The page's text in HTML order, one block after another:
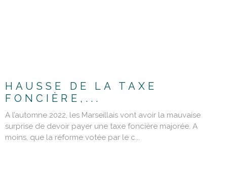
HAUSSE DE LA TAXE
FONCIÈRE,...
A l’automne 2022, les Marseillais vont avoir la mauvaise
surprise de devoir payer une taxe foncière majorée. A
moins, que la réforme votée par le c...